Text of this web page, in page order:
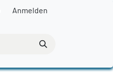
Anmelden